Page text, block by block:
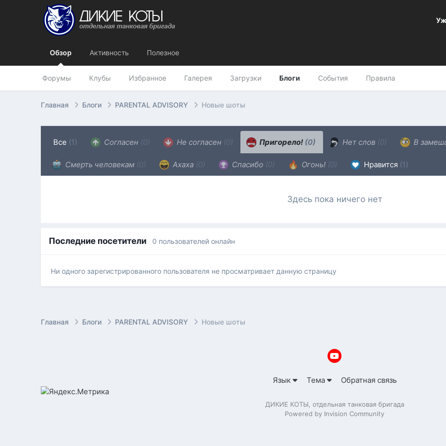
Обзор
Форумы Клубы Избранное Галерея Загрузки Блоги События Правила
Активность Полезное
Главная Блоги PARENTAL ADVISORY Новые шоты
Все (1) Согласен (0) Не согласен (0) Пригорело! (0) Нет слов (0) В
Смерть человекам (0) Ахаха (0) Спасибо (0) Огонь! (0) Нравится (1)
Здесь пока ничего нет
Последние посетители 0 пользователей онлайн
Ни одного зарегистрированного пользователя не просматривает данную страницу
Главная Блоги PARENTAL ADVISORY Новые шоты
Язык Тема Обратная связь
ДИКИЕ КОТЫ, отдельная танковая бригада
Powered by Invision Community